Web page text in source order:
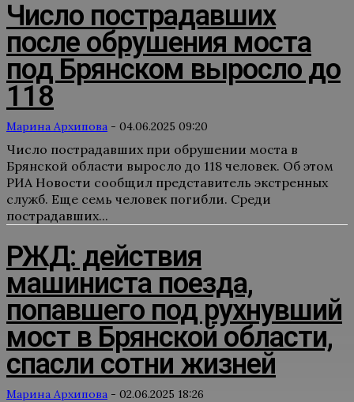
Число пострадавших
после обрушения моста
под Брянском выросло до
118
Марина Архипова - 04.06.2025 09:20
Число пострадавших при обрушении моста в
Брянской области выросло до 118 человек. Об этом
РИА Новости сообщил представитель экстренных
служб. Еще семь человек погибли. Среди
пострадавших...
РЖД: действия
машиниста поезда,
попавшего под рухнувший
мост в Брянской области,
спасли сотни жизней
Марина Архипова - 02.06.2025 18:26